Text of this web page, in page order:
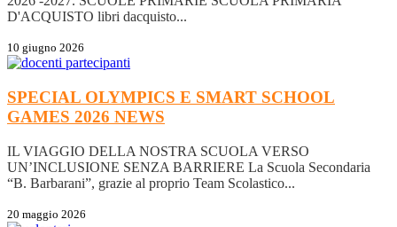
D'ACQUISTO libri dacquisto...
10 giugno 2026
SPECIAL OLYMPICS E SMART SCHOOL
GAMES 2026 NEWS
IL VIAGGIO DELLA NOSTRA SCUOLA VERSO
UN’INCLUSIONE SENZA BARRIERE La Scuola Secondaria
“B. Barbarani”, grazie al proprio Team Scolastico...
20 maggio 2026